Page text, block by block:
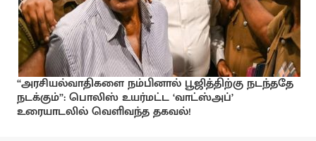
“அரசியல்வாதிகளை நம்பினால் பூஜித்திற்கு நடந்ததே
நடக்கும்”: பொலிஸ் உயர்மட்ட ‘வாட்ஸ்அப்’
உரையாடலில் வெளிவந்த தகவல்!